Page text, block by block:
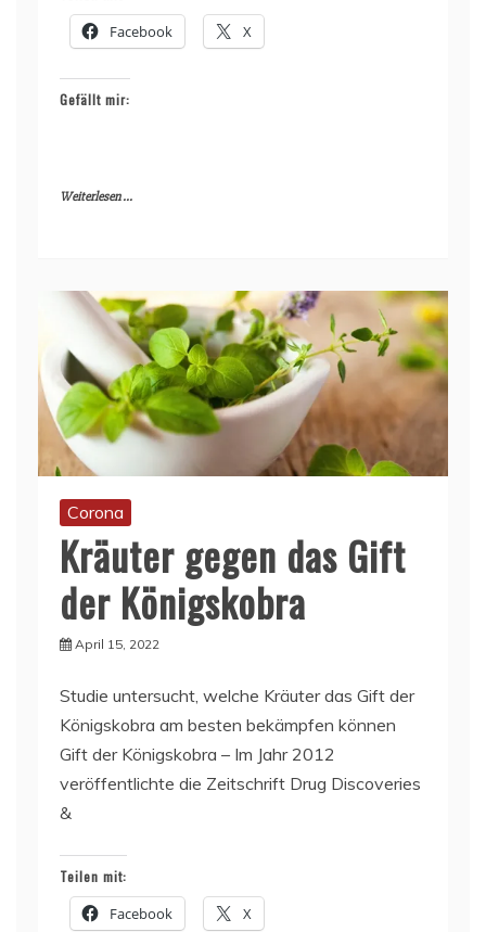
Facebook X
Gefällt mir:
Weiterlesen ...
Corona
Kräuter gegen das Gift
der Königskobra
April 15, 2022
Studie untersucht, welche Kräuter das Gift der
Königskobra am besten bekämpfen können
Gift der Königskobra – Im Jahr 2012
veröffentlichte die Zeitschrift Drug Discoveries
&
Teilen mit:
Facebook X